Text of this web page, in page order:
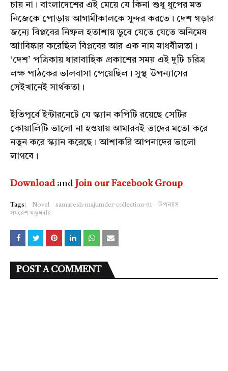
চায় না। বাংলাদেশের এই মেয়ে যে কিনা শুধু ধুপের মত
নিজেকে পোড়ায় আগামীকালকে সুন্দর করতে। দেশ গড়ার
জন্যে বিপ্লবের নিষ্ফল হতাশায় ডুবে যেতে যেতে অনিমেষ
আাবিষ্কার করেছিল বিপ্লবের আর এক নাম মাধবীলতা।
‘দেশ’ পত্রিকায় ধারাবাহিক প্রকাশের সময় এই দুটি চরিত্র
লক্ষ পাঠকের ভালবাসা পেয়েছিল। সুস্থ উপন্যাসের
সেইখানেই সার্থকতা।
ইতিপূর্বে ইন্টারনেটে যে স্ক্যান কপিটি রয়েছে সেটির
কোয়ালিটি ভালো না হওয়ায় আমারবই তাদের মতো করে
নতুন করে স্ক্যান করেছে। আশাকরি আপনাদের ভালো
লাগবে।
Download and Join our Facebook Group
Tags: Novel samaresh-majumder-collection-01
উপন্যাস
সমরেশ-মজুমদার
POST A COMMENT